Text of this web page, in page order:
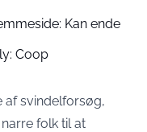
Kan ende
Coop
af svindelforsøg,
folk til at